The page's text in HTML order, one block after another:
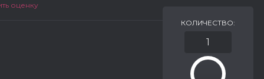
оценку
КОЛИЧЕСТВО: